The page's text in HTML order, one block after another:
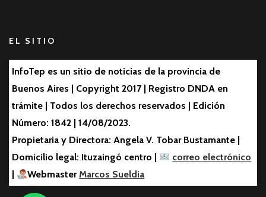
EL SITIO
InfoTep es un sitio de noticias de la provincia de
Buenos Aires | Copyright 2017 | Registro DNDA en
trámite | Todos los derechos reservados | Edición
Número: 1842 | 14/08/2023.
Propietaria y Directora: Angela V. Tobar Bustamante |
Domicilio legal: Ituzaingó centro |
correo electrónico
WebmasterMarcos Sueldia